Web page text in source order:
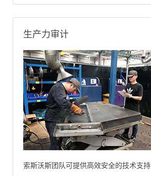
生产力审计
索斯沃斯团队可提供高效安全的技术支持